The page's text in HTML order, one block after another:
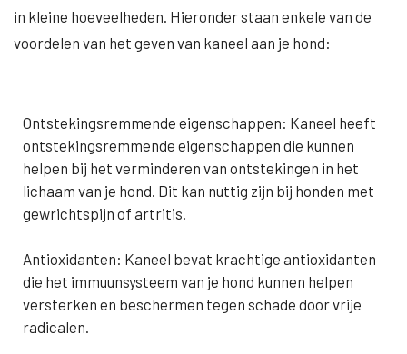
in kleine hoeveelheden. Hieronder staan enkele van de
voordelen van het geven van kaneel aan je hond:
Ontstekingsremmende eigenschappen: Kaneel heeft
ontstekingsremmende eigenschappen die kunnen
helpen bij het verminderen van ontstekingen in het
lichaam van je hond. Dit kan nuttig zijn bij honden met
gewrichtspijn of artritis.
Antioxidanten: Kaneel bevat krachtige antioxidanten
die het immuunsysteem van je hond kunnen helpen
versterken en beschermen tegen schade door vrije
radicalen.